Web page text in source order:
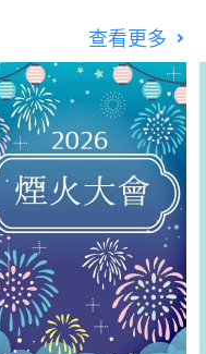
查看更多